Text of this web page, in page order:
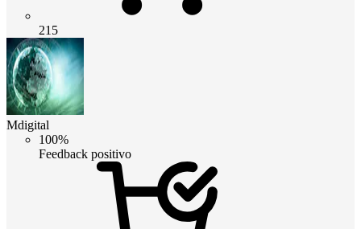
215
Mdigital
100%
Feedback positivo